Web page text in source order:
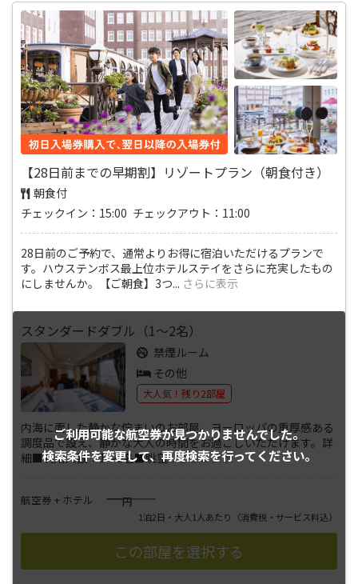
【28日前までの早期割】リゾートプラン（朝食付き）
朝食付
チェックイン：15:00 チェックアウト：11:00
28日前のご予約で、通常よりお得に宿泊いただけるプランで
す。ハウステンボス最上位ホテルステイをさらに充実したもの
にしませんか。【ご朝食】3つ... さらに表示
ご利用可能な航空券が見つかりませんでした。
検索条件を変更して、再度検索を行ってください。
スタンダードダブル（1～2名）
禁煙ルーム
その他
大人気！残り2部屋
内海に面した静かな佇まいのお部屋。ヨーロッパの重厚感ある
調度品で設え、静かな大人の時間をお過ごしいただけます。詳
細■利用人数：1～2名■眺望...さらに表示
航空券 + ホテル ――――円
1泊2日・大人1人あたり （消費税・サービス料込）